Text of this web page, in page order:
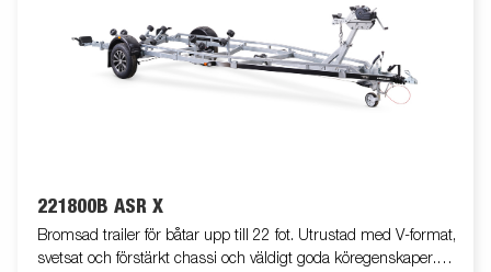
221800B ASR X
Bromsad trailer för båtar upp till 22 fot. Utrustad med V-format,
svetsat och förstärkt chassi och väldigt goda köregenskaper.